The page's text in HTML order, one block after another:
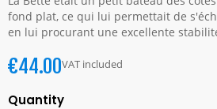
fond plat, ce qui lui permettait de
en lui procurant une excellente
€44.00VAT included
Quantity